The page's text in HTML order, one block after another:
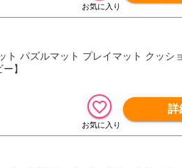
ト パズルマット プレイマット クッシ
】
詳